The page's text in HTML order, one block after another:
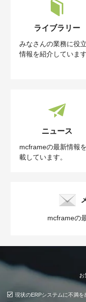
ライブラリー
みなさんの業務に役
情報を紹介しています
ニュース
mcframeの最新情報
載しています。
mcframeの
お
現状のERPシステムに不満を